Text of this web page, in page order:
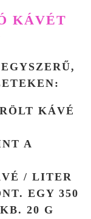
KÁVÉT
KÁVÉ
A
/ LITER
EGY 350
20 G